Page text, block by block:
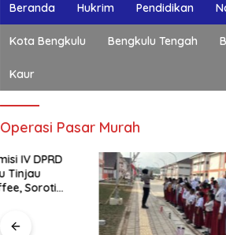
Beranda Hukrim Pendidikan
Kota Bengkulu Bengkulu Tengah
Kaur
Operasi Pasar Murah
Isu
Publik:
Bukan?